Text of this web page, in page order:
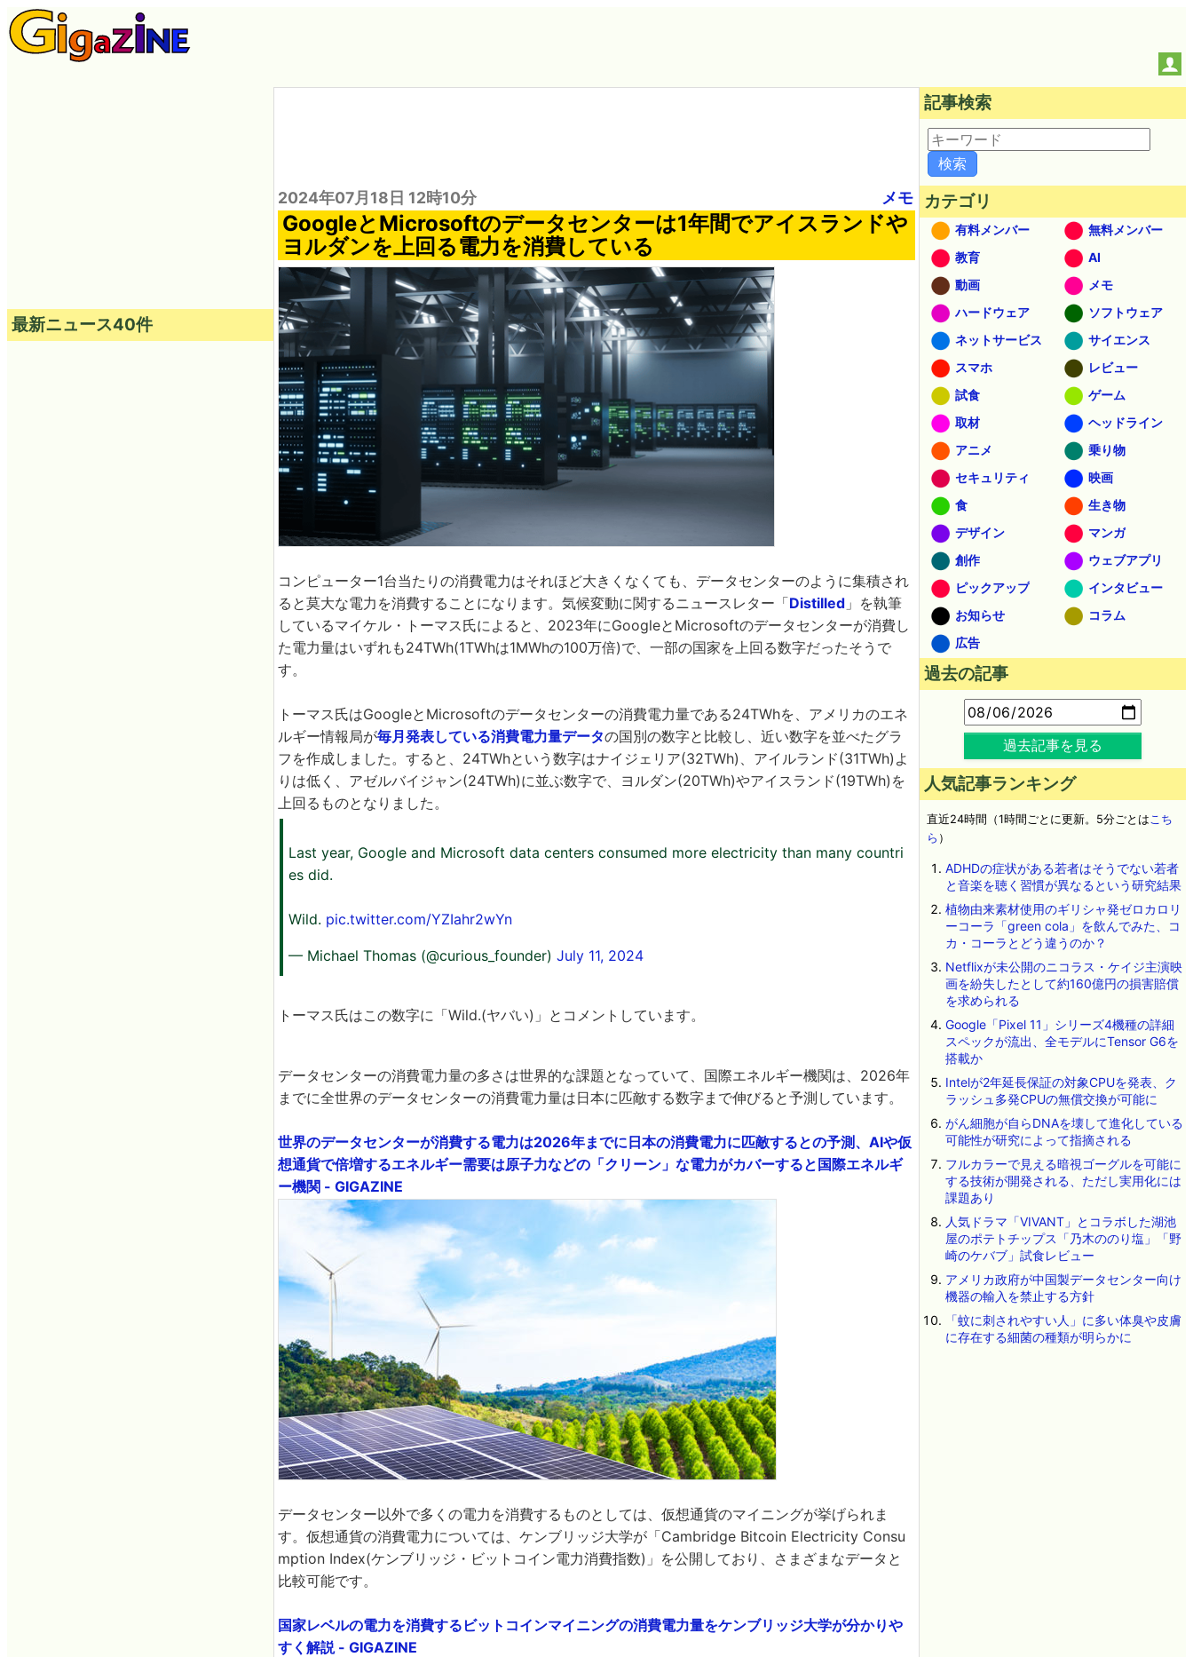
2024年07月18日 12時10分 メモ
GoogleとMicrosoftのデータセンターは1年間でアイスランドや
ヨルダンを上回る電力を消費している
コンピューター1台当たりの消費電力はそれほど大きくなくても、データセンターのように集積され
ると莫大な電力を消費することになります。気候変動に関するニュースレター「Distilled 」を執筆
しているマイケル・トーマス氏によると、2023年にGoogleとMicrosoftのデータセンターが消費し
た電力量はいずれも24TWh(1TWhは1MWhの100万倍)で、一部の国家を上回る数字だったそうで
す。
トーマス氏はGoogleとMicrosoftのデータセンターの消費電力量である24TWhを、アメリカのエネ
ルギー情報局が毎月発表している消費電力量データの国別の数字と比較し、近い数字を並べたグラ
フを作成しました。すると、24TWhという数字はナイジェリア(32TWh)、アイルランド(31TWh)よ
りは低く、アゼルバイジャン(24TWh)に並ぶ数字で、ヨルダン(20TWh)やアイスランド(19TWh)を
上回るものとなりました。
Last year, Google and Microsoft data centers consumed more electricity than many countri
es did.
Wild. pic.twitter.com/YZIahr2wYn
— Michael Thomas (@curious_founder) July 11, 2024
トーマス氏はこの数字に「Wild.(ヤバい)」とコメントしています。
データセンターの消費電力量の多さは世界的な課題となっていて、国際エネルギー機関は、2026年
までに全世界のデータセンターの消費電力量は日本に匹敵する数字まで伸びると予測しています。
世界のデータセンターが消費する電力は2026年までに日本の消費電力に匹敵するとの予測、AIや仮
想通貨で倍増するエネルギー需要は原子力などの「クリーン」な電力がカバーすると国際エネルギ
ー機関 - GIGAZINE
データセンター以外で多くの電力を消費するものとしては、仮想通貨のマイニングが挙げられま
す。仮想通貨の消費電力については、ケンブリッジ大学が「Cambridge Bitcoin Electricity Consu
mption Index(ケンブリッジ・ビットコイン電力消費指数)」を公開しており、さまざまなデータと
比較可能です。
国家レベルの電力を消費するビットコインマイニングの消費電力量をケンブリッジ大学が分かりや
すく解説 - GIGAZINE
最新ニュース40件
記事検索
カテゴリ
有料メンバー
無料メンバー
教育
AI
動画
メモ
ハードウェア
ソフトウェア
ネットサービス
サイエンス
スマホ
レビュー
試食
ゲーム
取材
ヘッドライン
アニメ
乗り物
セキュリティ
映画
食
生き物
デザイン
マンガ
創作
ウェブアプリ
ピックアップ
インタビュー
お知らせ
コラム
広告
過去の記事
過去記事を見る
人気記事ランキング
直近24時間（1時間ごとに更新。5分ごとはこち
ら ）
ADHDの症状がある若者はそうでない若者
と音楽を聴く習慣が異なるという研究結果
植物由来素材使用のギリシャ発ゼロカロリ
ーコーラ「green cola」を飲んでみた、コ
カ・コーラとどう違うのか？
Netflixが未公開のニコラス・ケイジ主演映
画を紛失したとして約160億円の損害賠償
を求められる
Google「Pixel 11」シリーズ4機種の詳細
スペックが流出、全モデルにTensor G6を
搭載か
Intelが2年延長保証の対象CPUを発表、ク
ラッシュ多発CPUの無償交換が可能に
がん細胞が自らDNAを壊して進化している
可能性が研究によって指摘される
フルカラーで見える暗視ゴーグルを可能に
する技術が開発される、ただし実用化には
課題あり
人気ドラマ「VIVANT」とコラボした湖池
屋のポテトチップス「乃木ののり塩」「野
崎のケバブ」試食レビュー
アメリカ政府が中国製データセンター向け
機器の輸入を禁止する方針
「蚊に刺されやすい人」に多い体臭や皮膚
に存在する細菌の種類が明らかに